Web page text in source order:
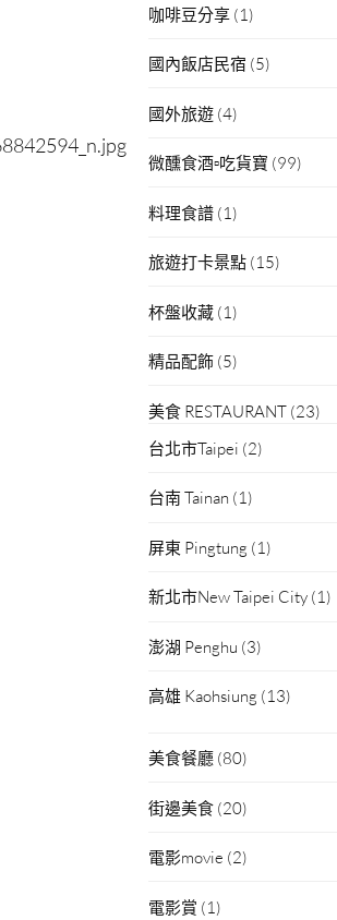
咖啡豆分享 (1)
國內飯店民宿 (5)
國外旅遊 (4)
微醺食酒▫吃貨寶 (99)
料理食譜 (1)
旅遊打卡景點 (15)
杯盤收藏 (1)
精品配飾 (5)
美食 RESTAURANT (23)
台北市Taipei (2)
台南 Tainan (1)
屏東 Pingtung (1)
新北市New Taipei City (1)
澎湖 Penghu (3)
高雄 Kaohsiung (13)
美食餐廳 (80)
街邊美食 (20)
電影movie (2)
電影賞 (1)